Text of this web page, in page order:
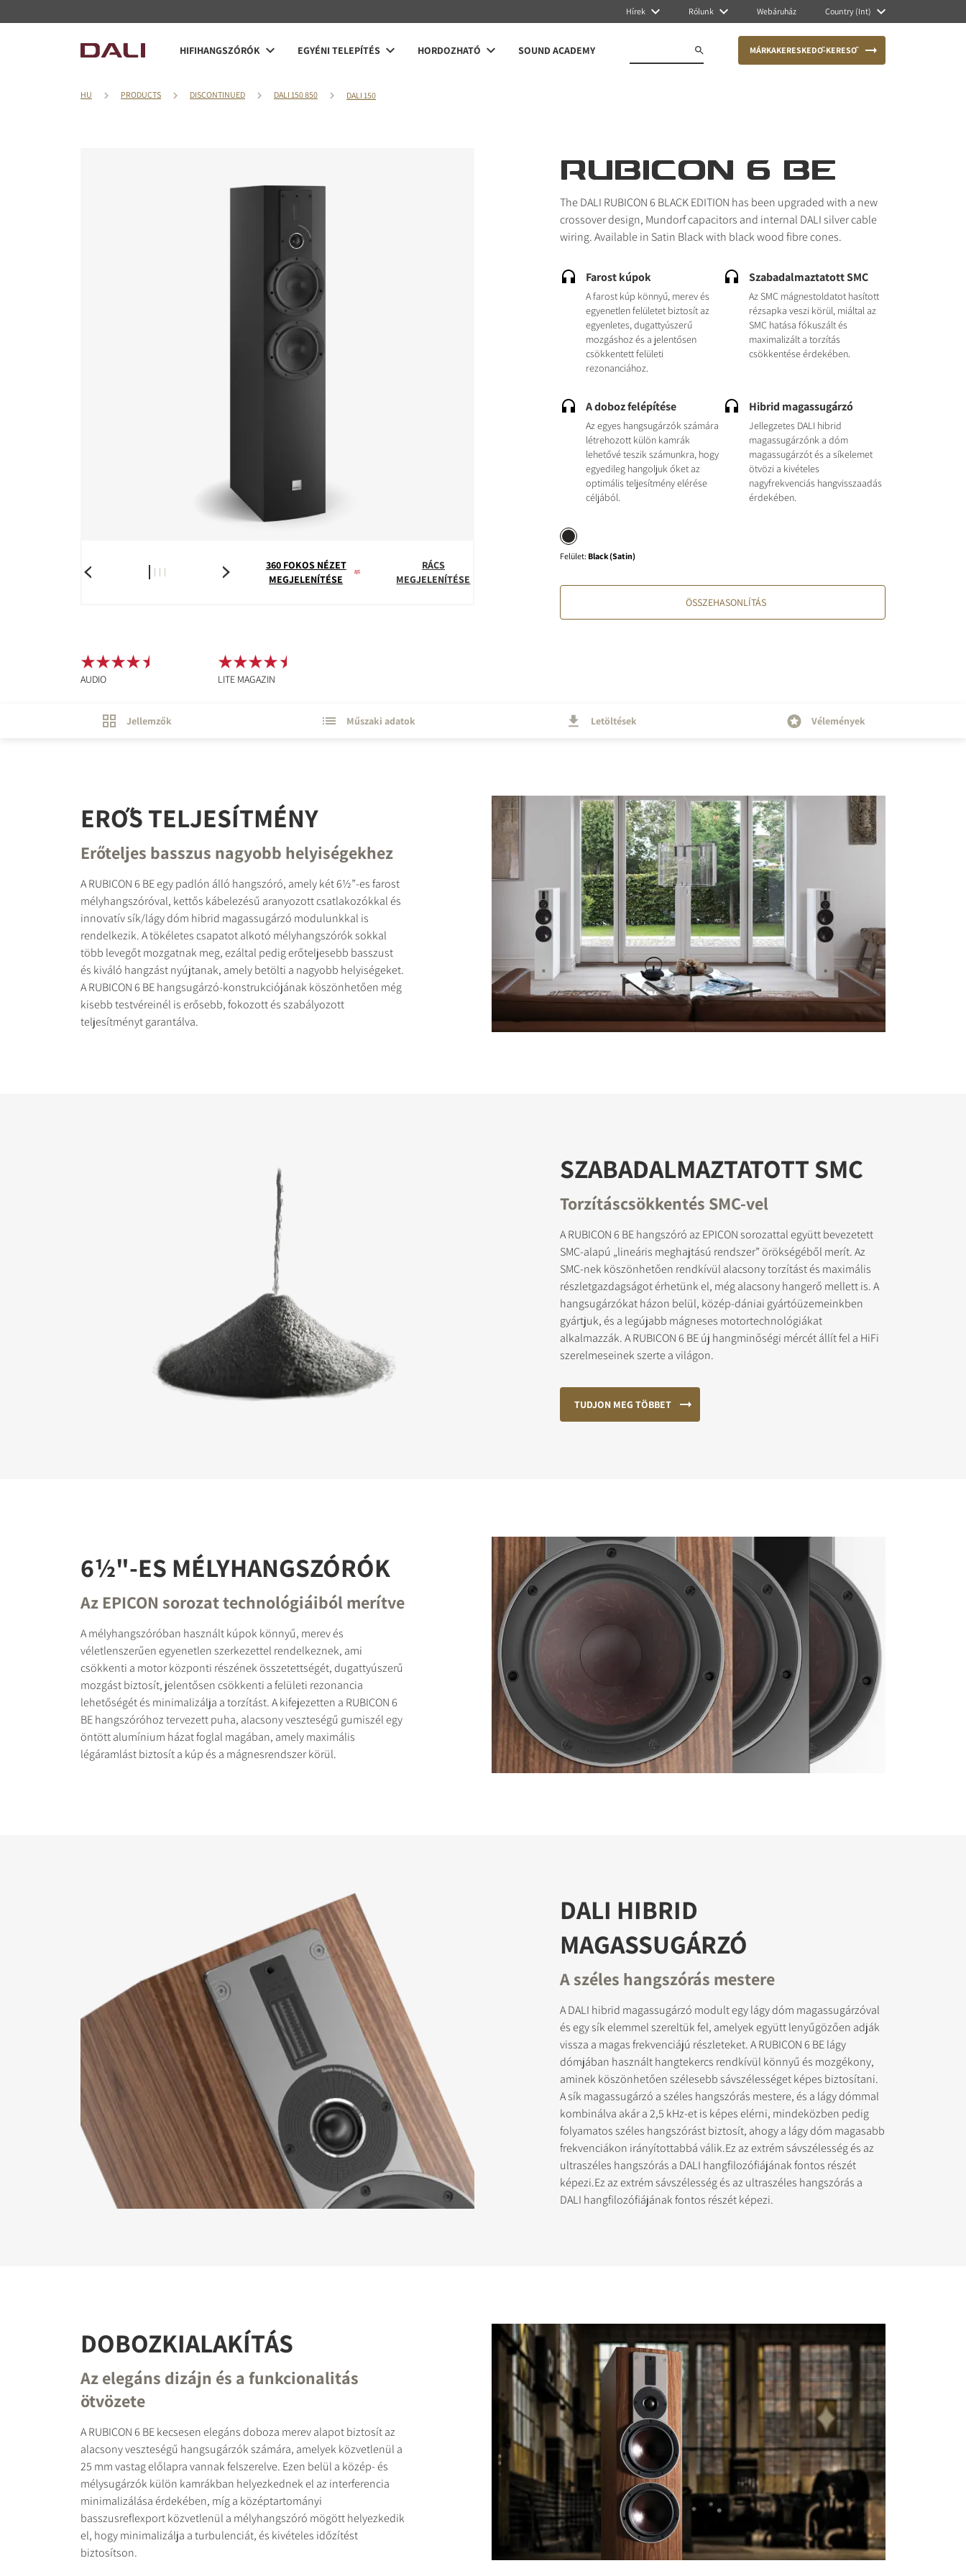
Hírek Rólunk Webáruház Country (Int)
HIFIHANGSZÓRÓK EGYÉNI TELEPÍTÉS HORDOZHATÓ SOUND ACADEMY MÁRKAKERESKEDŐ-KERESŐ
HU PRODUCTS DISCONTINUED DALI 150 850 DALI 150
360 FOKOS NÉZET
MEGJELENÍTÉSE
RÁCS
MEGJELENÍTÉSE
RUBICON 6 BE
The DALI RUBICON 6 BLACK EDITION has been upgraded with a new
crossover design, Mundorf capacitors and internal DALI silver cable
wiring. Available in Satin Black with black wood fibre cones.
Farost kúpok
A farost kúp könnyű, merev és
egyenetlen felületet biztosít az
egyenletes, dugattyúszerű
mozgáshoz és a jelentősen
csökkentett felületi
rezonanciához.
Szabadalmaztatott SMC
Az SMC mágnestoldatot hasított
rézsapka veszi körül, miáltal az
SMC hatása fókuszált és
maximalizált a torzítás
csökkentése érdekében.
A doboz felépítése
Az egyes hangsugárzók számára
létrehozott külön kamrák
lehetővé teszik számunkra, hogy
egyedileg hangoljuk őket az
optimális teljesítmény elérése
céljából.
Hibrid magassugárzó
Jellegzetes DALI hibrid
magassugárzónk a dóm
magassugárzót és a síkelemet
ötvözi a kivételes
nagyfrekvenciás hangvisszaadás
érdekében.
Felület: Black (Satin)
ÖSSZEHASONLÍTÁS
AUDIO LITE MAGAZIN
Jellemzők Műszaki adatok Letöltések Vélemények
ERŐS TELJESÍTMÉNY
Erőteljes basszus nagyobb helyiségekhez
A RUBICON 6 BE egy padlón álló hangszóró, amely két 6½”-es farost
mélyhangszóróval, kettős kábelezésű aranyozott csatlakozókkal és
innovatív sík/lágy dóm hibrid magassugárzó modulunkkal is
rendelkezik. A tökéletes csapatot alkotó mélyhangszórók sokkal
több levegőt mozgatnak meg, ezáltal pedig erőteljesebb basszust
és kiváló hangzást nyújtanak, amely betölti a nagyobb helyiségeket.
A RUBICON 6 BE hangsugárzó-konstrukciójának köszönhetően még
kisebb testvéreinél is erősebb, fokozott és szabályozott
teljesítményt garantálva.
SZABADALMAZTATOTT SMC
Torzításcsökkentés SMC-vel
A RUBICON 6 BE hangszóró az EPICON sorozattal együtt bevezetett
SMC-alapú „lineáris meghajtású rendszer” örökségéből merít. Az
SMC-nek köszönhetően rendkívül alacsony torzítást és maximális
részletgazdagságot érhetünk el, még alacsony hangerő mellett is. A
hangsugárzókat házon belül, közép-dániai gyártóüzemeinkben
gyártjuk, és a legújabb mágneses motortechnológiákat
alkalmazzák. A RUBICON 6 BE új hangminőségi mércét állít fel a HiFi
szerelmeseinek szerte a világon.
TUDJON MEG TÖBBET
6½"-ES MÉLYHANGSZÓRÓK
Az EPICON sorozat technológiáiból merítve
A mélyhangszóróban használt kúpok könnyű, merev és
véletlenszerűen egyenetlen szerkezettel rendelkeznek, ami
csökkenti a motor központi részének összetettségét, dugattyúszerű
mozgást biztosít, jelentősen csökkenti a felületi rezonancia
lehetőségét és minimalizálja a torzítást. A kifejezetten a RUBICON 6
BE hangszóróhoz tervezett puha, alacsony veszteségű gumiszél egy
öntött alumínium házat foglal magában, amely maximális
légáramlást biztosít a kúp és a mágnesrendszer körül.
DALI HIBRID
MAGASSUGÁRZÓ
A széles hangszórás mestere
A DALI hibrid magassugárzó modult egy lágy dóm magassugárzóval
és egy sík elemmel szereltük fel, amelyek együtt lenyűgözően adják
vissza a magas frekvenciájú részleteket. A RUBICON 6 BE lágy
dómjában használt hangtekercs rendkívül könnyű és mozgékony,
aminek köszönhetően szélesebb sávszélességet képes biztosítani.
A sík magassugárzó a széles hangszórás mestere, és a lágy dómmal
kombinálva akár a 2,5 kHz-et is képes elérni, mindeközben pedig
folyamatos széles hangszórást biztosít, ahogy a lágy dóm magasabb
frekvenciákon irányítottabbá válik.Ez az extrém sávszélesség és az
ultraszéles hangszórás a DALI hangfilozófiájának fontos részét
képezi.Ez az extrém sávszélesség és az ultraszéles hangszórás a
DALI hangfilozófiájának fontos részét képezi.
DOBOZKIALAKÍTÁS
Az elegáns dizájn és a funkcionalitás
ötvözete
A RUBICON 6 BE kecsesen elegáns doboza merev alapot biztosít az
alacsony veszteségű hangsugárzók számára, amelyek közvetlenül a
25 mm vastag előlapra vannak felszerelve. Ezen belül a közép- és
mélysugárzók külön kamrákban helyezkednek el az interferencia
minimalizálása érdekében, míg a középtartományi
basszusreflexport közvetlenül a mélyhangszóró mögött helyezkedik
el, hogy minimalizálja a turbulenciát, és kivételes időzítést
biztosítson.
REGISZTRÁLJON A LETÖLTÉSHEZ
Töltse ki az űrlapot, hogy azonnal hozzáférhessen a webhelyen található összes zárolt
letöltési fájlhoz.